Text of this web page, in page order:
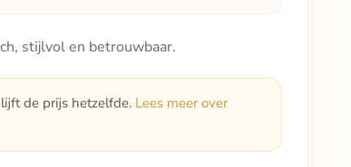
stijlvol en betrouwbaar.
de prijs hetzelfde. Lees meer over